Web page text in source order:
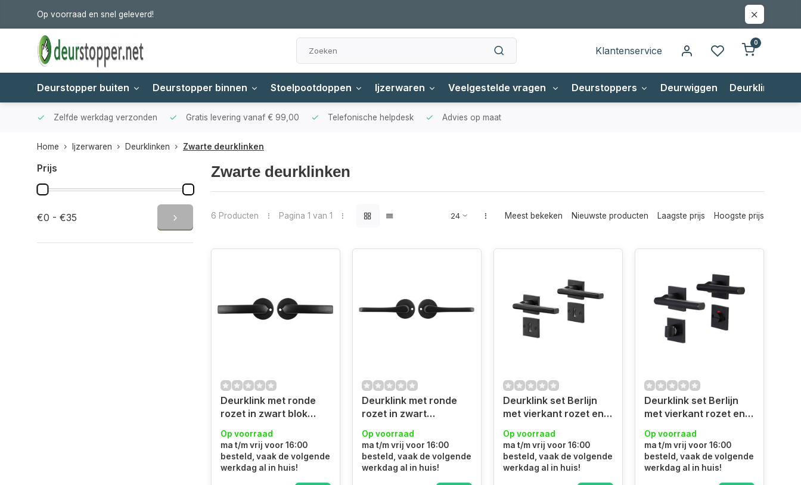
Op voorraad en snel geleverd!
Klantenservice
0
Deurstopper buiten Deurstopper binnen Stoelpootdoppen Ijzerwaren Veelgestelde vragen Deurstoppers Deurwiggen Deurklinken
Zelfde werkdag verzonden Gratis levering vanaf € 99,00 Telefonische helpdesk Advies op maat
Home Ijzerwaren Deurklinken Zwarte deurklinken
Prijs
€0 - €35
Zwarte deurklinken
6 Producten Pagina 1 van 1 Meest bekeken Nieuwste producten Laagste prijs Hoogste prijs
Deurklink met ronde
rozet in zwart blok
Op voorraad
ma t/m vrij voor 16:00
besteld, vaak de volgende
werkdag al in huis!
Deurklink met ronde
rozet in zwart
Op voorraad
ma t/m vrij voor 16:00
besteld, vaak de volgende
werkdag al in huis!
Deurklink set Berlijn
met vierkant rozet en
Op voorraad
ma t/m vrij voor 16:00
besteld, vaak de volgende
werkdag al in huis!
Deurklink set Berlijn
met vierkant rozet en
Op voorraad
ma t/m vrij voor 16:00
besteld, vaak de volgende
werkdag al in huis!